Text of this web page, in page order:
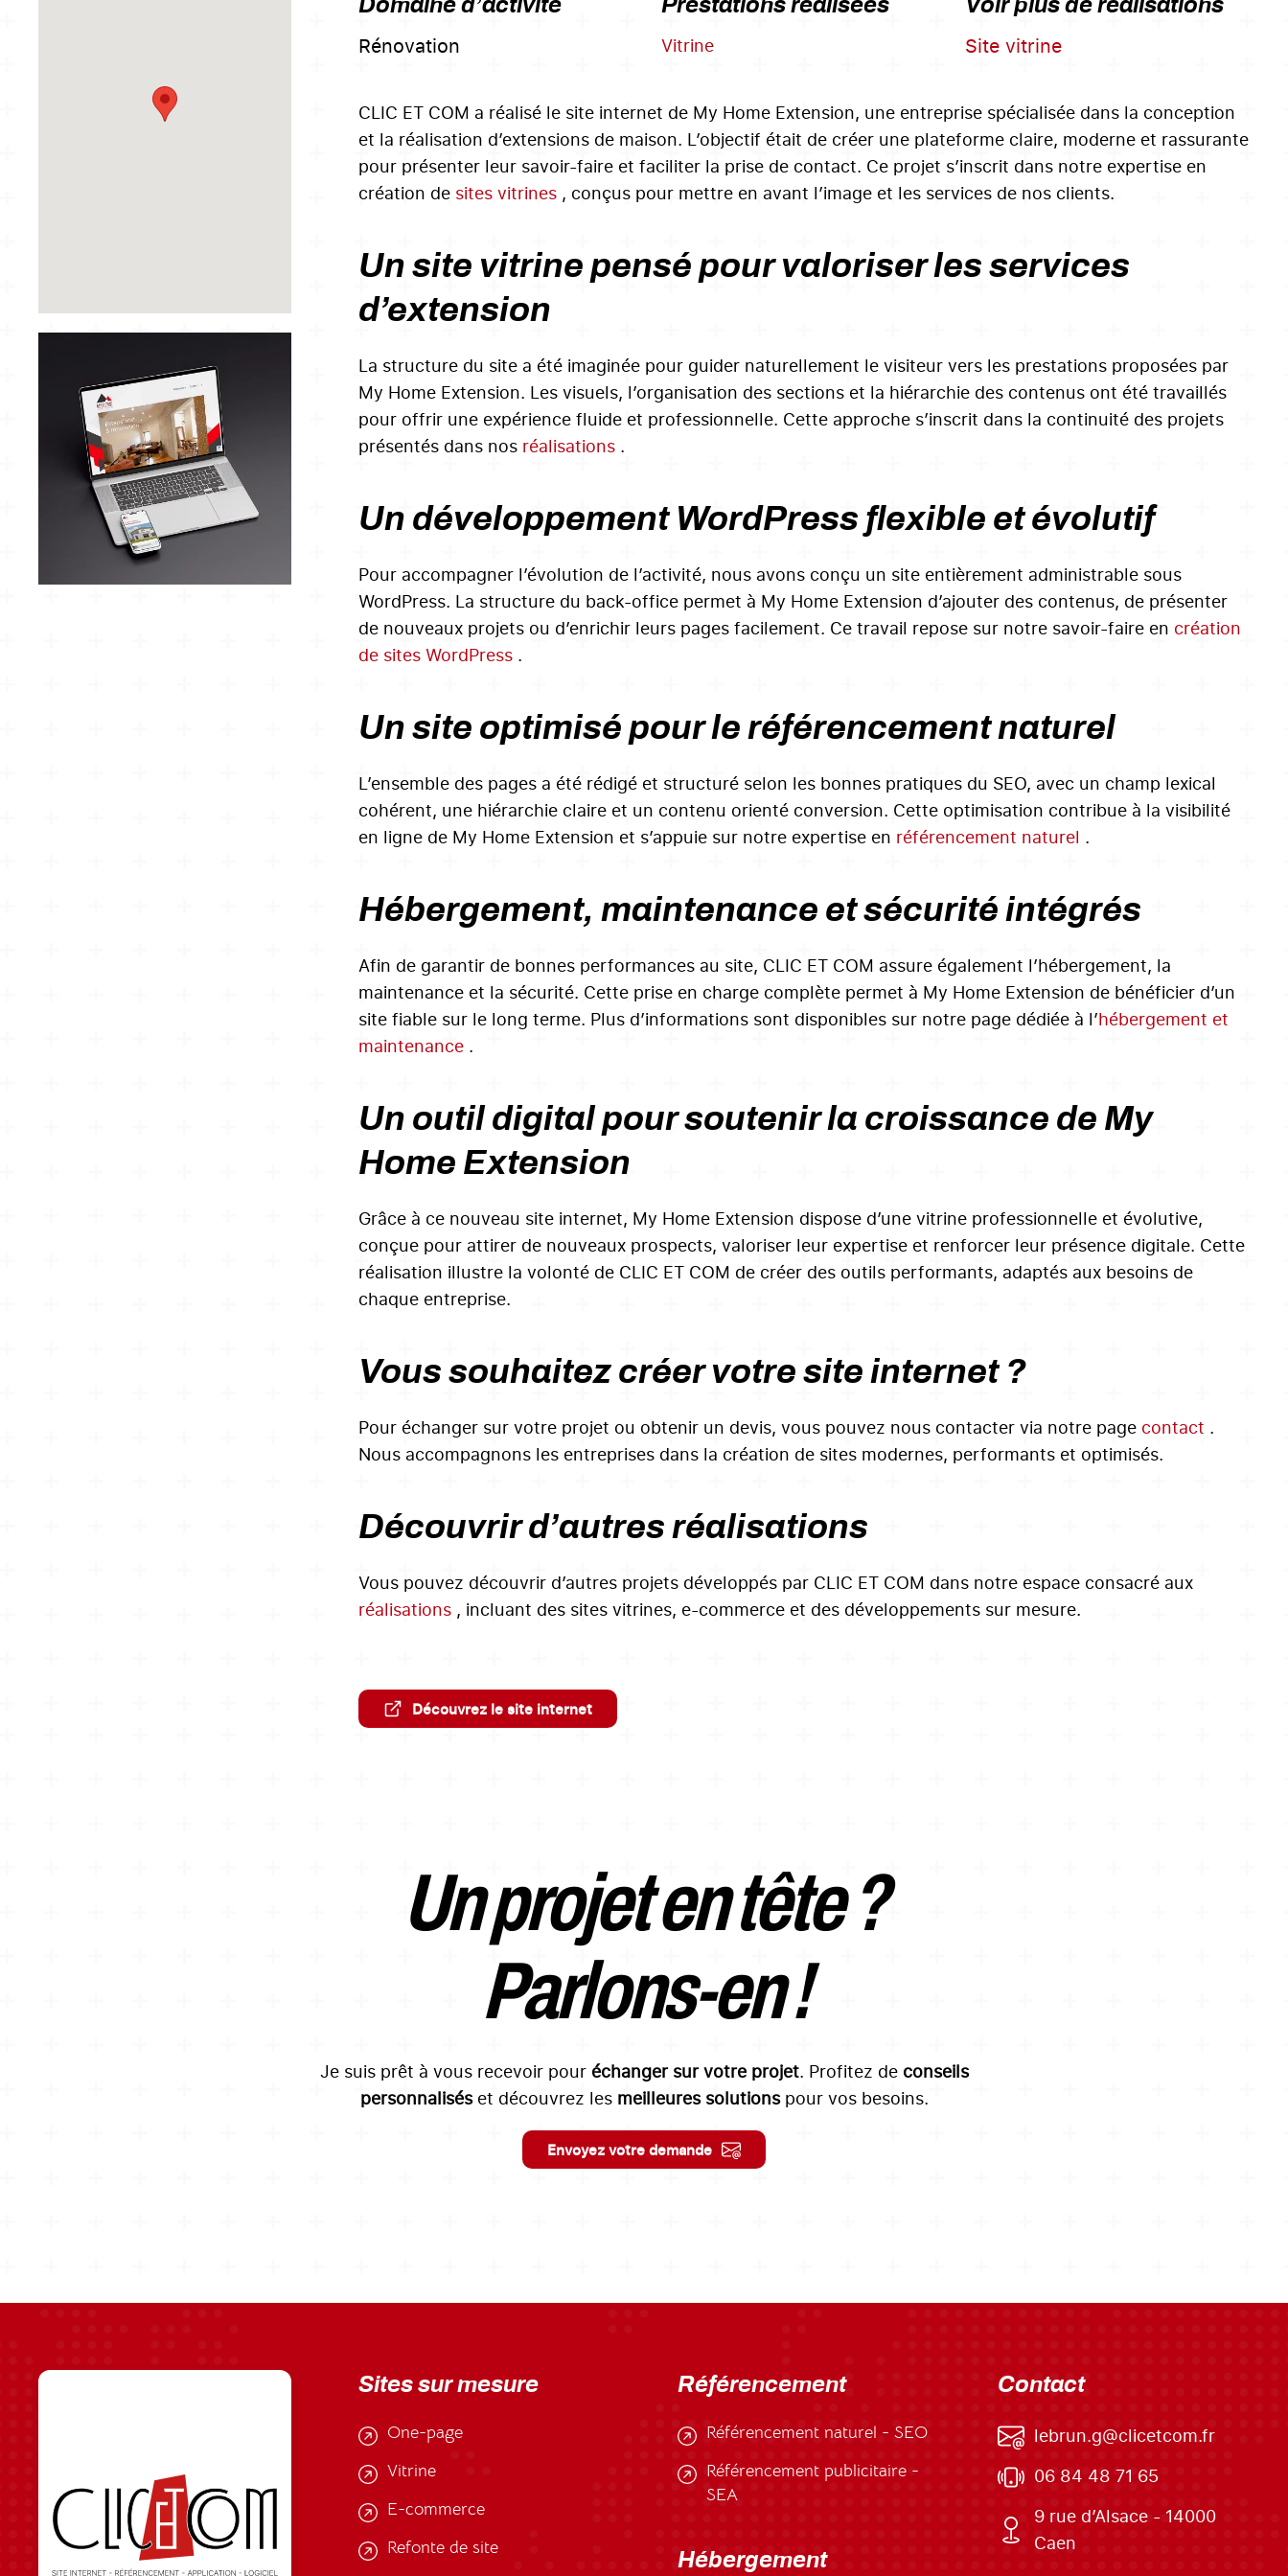
Domaine d’activité
Rénovation
Prestations réalisées
Vitrine
Voir plus de réalisations
Site vitrine
CLIC ET COM a réalisé le site internet de My Home Extension, une entreprise spécialisée dans la conception
et la réalisation d’extensions de maison. L’objectif était de créer une plateforme claire, moderne et rassurante
pour présenter leur savoir-faire et faciliter la prise de contact. Ce projet s’inscrit dans notre expertise en
création de sites vitrines, conçus pour mettre en avant l’image et les services de nos clients.
Un site vitrine pensé pour valoriser les services
d’extension
La structure du site a été imaginée pour guider naturellement le visiteur vers les prestations proposées par
My Home Extension. Les visuels, l’organisation des sections et la hiérarchie des contenus ont été travaillés
pour offrir une expérience fluide et professionnelle. Cette approche s’inscrit dans la continuité des projets
présentés dans nos réalisations.
Un développement WordPress flexible et évolutif
Pour accompagner l’évolution de l’activité, nous avons conçu un site entièrement administrable sous
WordPress. La structure du back-office permet à My Home Extension d’ajouter des contenus, de présenter
de nouveaux projets ou d’enrichir leurs pages facilement. Ce travail repose sur notre savoir-faire en création
de sites WordPress.
Un site optimisé pour le référencement naturel
L’ensemble des pages a été rédigé et structuré selon les bonnes pratiques du SEO, avec un champ lexical
cohérent, une hiérarchie claire et un contenu orienté conversion. Cette optimisation contribue à la visibilité
en ligne de My Home Extension et s’appuie sur notre expertise en référencement naturel .
Hébergement, maintenance et sécurité intégrés
Afin de garantir de bonnes performances au site, CLIC ET COM assure également l’hébergement, la
maintenance et la sécurité. Cette prise en charge complète permet à My Home Extension de bénéficier d’un
site fiable sur le long terme. Plus d’informations sont disponibles sur notre page dédiée à l’hébergement et
maintenance.
Un outil digital pour soutenir la croissance de My
Home Extension
Grâce à ce nouveau site internet, My Home Extension dispose d’une vitrine professionnelle et évolutive,
conçue pour attirer de nouveaux prospects, valoriser leur expertise et renforcer leur présence digitale. Cette
réalisation illustre la volonté de CLIC ET COM de créer des outils performants, adaptés aux besoins de
chaque entreprise.
Vous souhaitez créer votre site internet ?
Pour échanger sur votre projet ou obtenir un devis, vous pouvez nous contacter via notre page contact .
Nous accompagnons les entreprises dans la création de sites modernes, performants et optimisés.
Découvrir d’autres réalisations
Vous pouvez découvrir d’autres projets développés par CLIC ET COM dans notre espace consacré aux
réalisations, incluant des sites vitrines, e-commerce et des développements sur mesure.
Découvrez le site internet
Un projet en tête ?
Parlons-en !
Je suis prêt à vous recevoir pour échanger sur votre projet. Profitez de conseils
personnaliséset découvrez les meilleures solutionspour vos besoins.
Envoyez votre demande
Sites sur mesure
One-page
Vitrine
E-commerce
Refonte de site
Référencement
Référencement naturel - SEO
Référencement publicitaire -
SEA
Hébergement
Contact
lebrun.g@clicetcom.fr
06 84 48 71 65
9 rue d’Alsace - 14000
Caen